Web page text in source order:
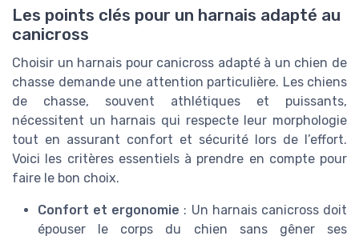
Les points clés pour un harnais adapté au
canicross
Choisir un harnais pour canicross adapté à un chien de
chasse demande une attention particulière. Les chiens
de chasse, souvent athlétiques et puissants,
nécessitent un harnais qui respecte leur morphologie
tout en assurant confort et sécurité lors de l’effort.
Voici les critères essentiels à prendre en compte pour
faire le bon choix.
Confort et ergonomie : Un harnais canicross doit
épouser le corps du chien sans gêner ses